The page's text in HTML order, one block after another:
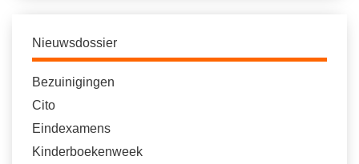
Nieuwsdossier
Bezuinigingen
Cito
Eindexamens
Kinderboekenweek